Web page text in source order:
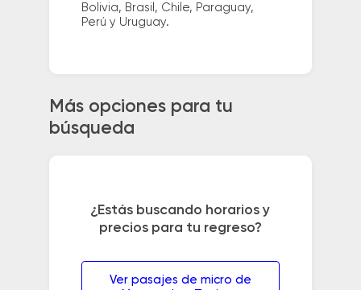
Bolivia, Brasil, Chile, Paraguay,
Perú y Uruguay.
Más opciones para tu
búsqueda
¿Estás buscando horarios y
precios para tu regreso?
Ver pasajes de micro de